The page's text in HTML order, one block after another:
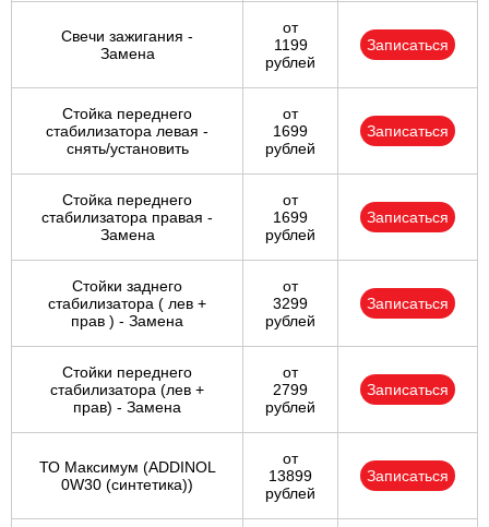
Свечи зажигания -
Замена
от
1199
рублей
Записаться
Стойка переднего
стабилизатора левая -
снять/установить
от
1699
рублей
Записаться
Стойка переднего
стабилизатора правая -
Замена
от
1699
рублей
Записаться
Стойки заднего
стабилизатора ( лев +
прав ) - Замена
от
3299
рублей
Записаться
Стойки переднего
стабилизатора (лев +
прав) - Замена
от
2799
рублей
Записаться
ТО Максимум (ADDINOL
0W30 (синтетика))
от
13899
рублей
Записаться